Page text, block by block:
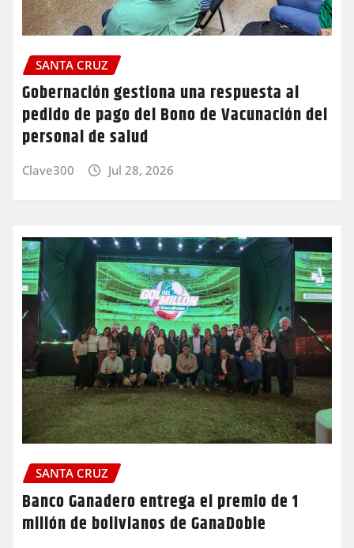
SANTA CRUZ
Gobernación gestiona una respuesta al
pedido de pago del Bono de Vacunación del
personal de salud
Clave300 Jul 28, 2026
SANTA CRUZ
Banco Ganadero entrega el premio de 1
millón de bolivianos de GanaDoble